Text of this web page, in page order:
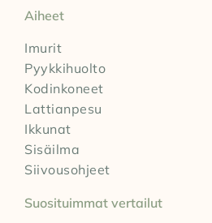
Aiheet
Imurit
Pyykkihuolto
Kodinkoneet
Lattianpesu
Ikkunat
Sisäilma
Siivousohjeet
Suosituimmat vertailut